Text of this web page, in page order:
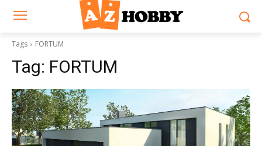
Tags FORTUM
Tag: FORTUM